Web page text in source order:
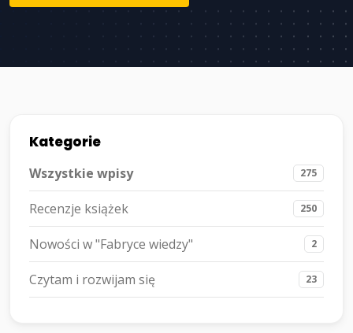
Kategorie
Wszystkie wpisy 275
Recenzje książek 250
Nowości w "Fabryce wiedzy" 2
Czytam i rozwijam się 23